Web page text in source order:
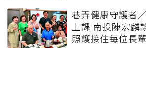
巷弄健康守護者
上課 南投陳宏麟
照護接住每位長輩